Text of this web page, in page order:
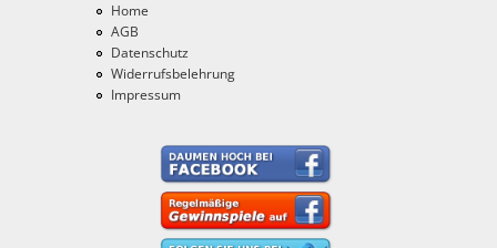
Home
AGB
Datenschutz
Widerrufsbelehrung
Impressum